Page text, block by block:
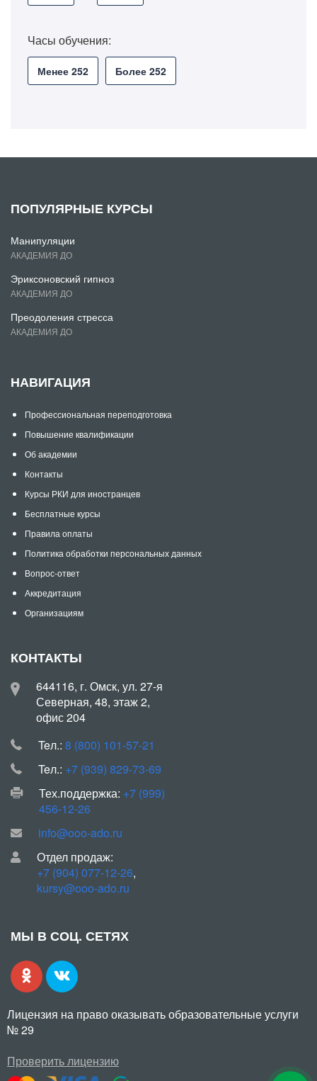
Часы обучения:
Менее 252 Более 252
ПОПУЛЯРНЫЕ КУРСЫ
Манипуляции
АКАДЕМИЯ ДО
Эриксоновский гипноз
АКАДЕМИЯ ДО
Преодоления стресса
АКАДЕМИЯ ДО
НАВИГАЦИЯ
Профессиональная переподготовка
Повышение квалификации
Об академии
Контакты
Курсы РКИ для иностранцев
Бесплатные курсы
Правила оплаты
Политика обработки персональных данных
Вопрос-ответ
Аккредитация
Организациям
КОНТАКТЫ
644116, г. Омск, ул. 27-я
Северная, 48, этаж 2,
офис 204
Teл.: 8 (800) 101-57-21
Teл.: +7 (939) 829-73-69
Тех.поддержка: +7 (999)
456-12-26
info@ooo-ado.ru
Отдел продаж:
+7 (904) 077-12-26,
kursy@ooo-ado.ru
МЫ В СОЦ. СЕТЯХ
Лицензия на право оказывать образовательные услуги
№ 29
Проверить лицензию